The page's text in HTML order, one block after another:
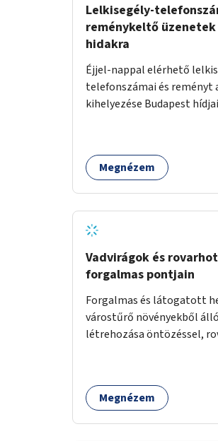
Lelkisegély-
reménykeltő
hidakra
Éjjel-nappal elérhető
telefonszámai és reményt
kihelyezése Budapest
legyen kapacitásuk a
fogadására.
Megnézem
Vadvirágok és
forgalmas pontjain
Forgalmas és látogatott
várostűrő növényekből
létrehozása öntözéssel,
Megnézem